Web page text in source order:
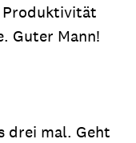
Produktivität
Guter Mann!
drei mal. Geht